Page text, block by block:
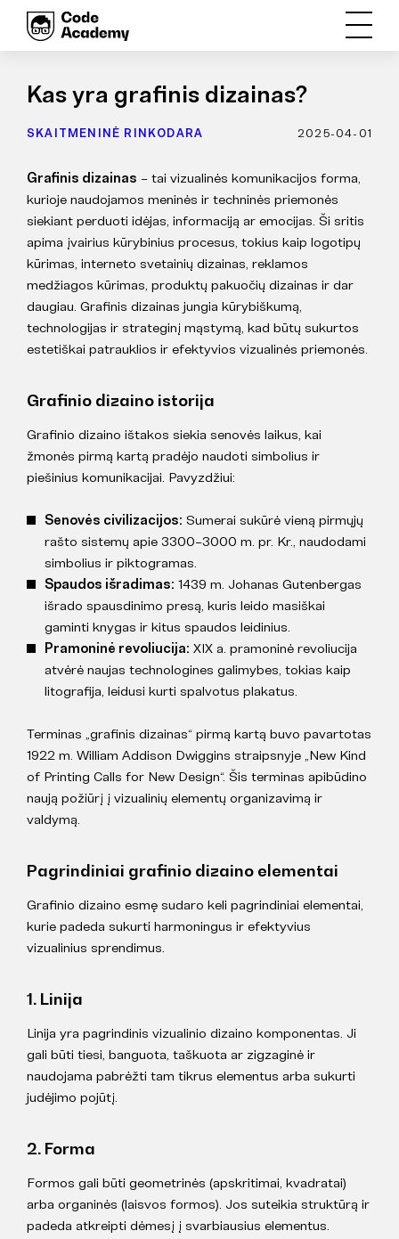
Kas yra grafinis dizainas?
SKAITMENINĖ RINKODARA 2025-04-01
Grafinis dizainas – tai vizualinės komunikacijos forma,
kurioje naudojamos meninės ir techninės priemonės
siekiant perduoti idėjas, informaciją ar emocijas. Ši sritis
apima įvairius kūrybinius procesus, tokius kaip logotipų
kūrimas, interneto svetainių dizainas, reklamos
medžiagos kūrimas, produktų pakuočių dizainas ir dar
daugiau. Grafinis dizainas jungia kūrybiškumą,
technologijas ir strateginį mąstymą, kad būtų sukurtos
estetiškai patrauklios ir efektyvios vizualinės priemonės.
Grafinio dizaino istorija
Grafinio dizaino ištakos siekia senovės laikus, kai
žmonės pirmą kartą pradėjo naudoti simbolius ir
piešinius komunikacijai. Pavyzdžiui:
Senovės civilizacijos: Sumerai sukūrė vieną pirmųjų
rašto sistemų apie 3300–3000 m. pr. Kr., naudodami
simbolius ir piktogramas.
Spaudos išradimas: 1439 m. Johanas Gutenbergas
išrado spausdinimo presą, kuris leido masiškai
gaminti knygas ir kitus spaudos leidinius.
Pramoninė revoliucija: XIX a. pramoninė revoliucija
atvėrė naujas technologines galimybes, tokias kaip
litografija, leidusi kurti spalvotus plakatus.
Terminas „grafinis dizainas“ pirmą kartą buvo pavartotas
1922 m. William Addison Dwiggins straipsnyje „New Kind
of Printing Calls for New Design“. Šis terminas apibūdino
naują požiūrį į vizualinių elementų organizavimą ir
valdymą.
Pagrindiniai grafinio dizaino elementai
Grafinio dizaino esmę sudaro keli pagrindiniai elementai,
kurie padeda sukurti harmoningus ir efektyvius
vizualinius sprendimus.
1. Linija
Linija yra pagrindinis vizualinio dizaino komponentas. Ji
gali būti tiesi, banguota, taškuota ar zigzaginė ir
naudojama pabrėžti tam tikrus elementus arba sukurti
judėjimo pojūtį.
2. Forma
Formos gali būti geometrinės (apskritimai, kvadratai)
arba organinės (laisvos formos). Jos suteikia struktūrą ir
padeda atkreipti dėmesį į svarbiausius elementus.